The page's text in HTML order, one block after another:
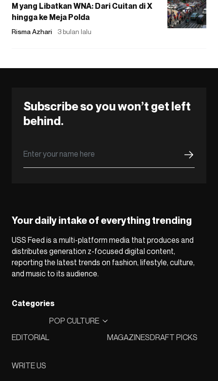
M yang Libatkan WNA: Dari Cuitan di X
hingga ke Meja Polda
Risma Azhari 3 bulan lalu
Subscribe so you won’t get left
behind.
Your daily intake of everything trending
USS Feed is a multi-platform media that produces and
distributes generation z-focused digital content,
reporting the latest trends on fashion, lifestyle, culture,
and music to its audience.
Categories
EDITORIAL
POP CULTURE
MAGAZINESDRAFT PICKS
WRITE US